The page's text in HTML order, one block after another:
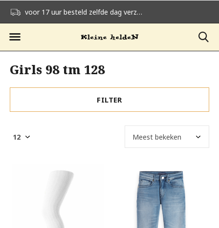
voor 17 uur besteld zelfde dag verzonden
Girls 98 tm 128
FILTER